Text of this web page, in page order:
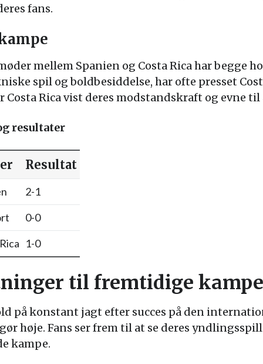
fans.
mellem Spanien og Costa Rica har begge
spil og boldbesiddelse, har ofte presset
Costa Rica vist deres modstandskraft og evne
resultater
Resultat
2-1
0-0
1-0
til fremtidige kampe
på konstant jagt efter succes på den
høje. Fans ser frem til at se deres
kampe.